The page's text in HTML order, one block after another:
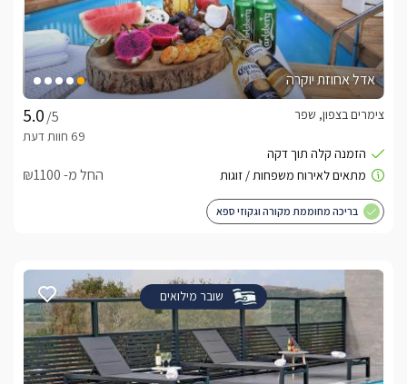
אדל אחוזת יוקרה
/5
צימרים בצפון, שפר
החל מ- ₪1100
בריכה מחוממת מקורה וגקוזי ספא
שובר מילואים